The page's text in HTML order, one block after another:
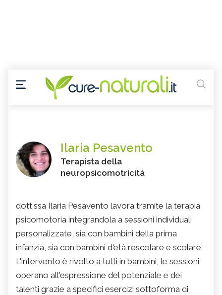
Ilaria Pesavento
Terapista della
neuropsicomotricità
dott.ssa Ilaria Pesavento lavora tramite la terapia
psicomotoria integrandola a sessioni individuali
personalizzate, sia con bambini della prima
infanzia, sia con bambini d'età rescolare e scolare.
L'intervento è rivolto a tutti in bambini, le sessioni
operano all'espressione del potenziale e dei
talenti grazie a specifici esercizi sottoforma di